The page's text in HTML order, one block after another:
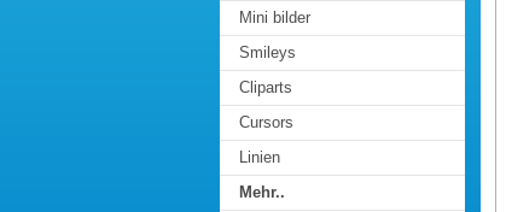
Mini bilder
Smileys
Cliparts
Cursors
Linien
Mehr..